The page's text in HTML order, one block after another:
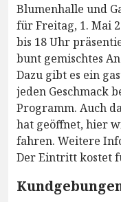
Blumenhalle und
für Freitag, 1. Mai
bis 18 Uhr
bunt gemischtes
Dazu gibt es ein
jeden Geschmack
Programm. Auch
hat geöffnet, hier
fahren. Weitere
Der Eintritt kostet